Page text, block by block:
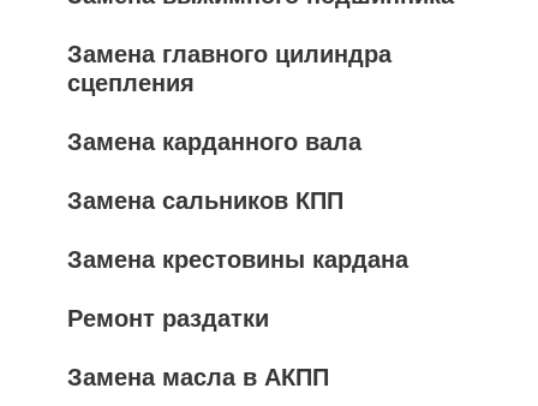
Замена главного цилиндра
сцепления
Замена карданного вала
Замена сальников КПП
Замена крестовины кардана
Ремонт раздатки
Замена масла в АКПП